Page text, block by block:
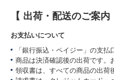
【 出荷・配送のご案
お支払いについて
「銀行振込・ペイジー」の支
商品は決済確認後の出荷です。
領収書は、すべての商品の出荷